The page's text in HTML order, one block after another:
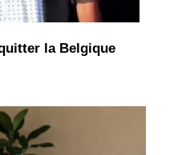
la Belgique